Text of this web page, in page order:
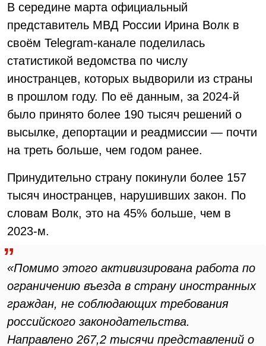
В середине марта официальный
представитель МВД России Ирина Волк в
своём Telegram-канале поделилась
статистикой ведомства по числу
иностранцев, которых выдворили из страны
в прошлом году. По её данным, за 2024-й
было принято более 190 тысяч решений о
высылке, депортации и реадмиссии — почти
на треть больше, чем годом ранее.
Принудительно страну покинули более 157
тысяч иностранцев, нарушивших закон. По
словам Волк, это на 45% больше, чем в
2023-м.
«Помимо этого активизирована работа по
ограничению въезда в страну иностранных
граждан, не соблюдающих требования
российского законодательства.
Направлено 267,2 тысячи представлений о